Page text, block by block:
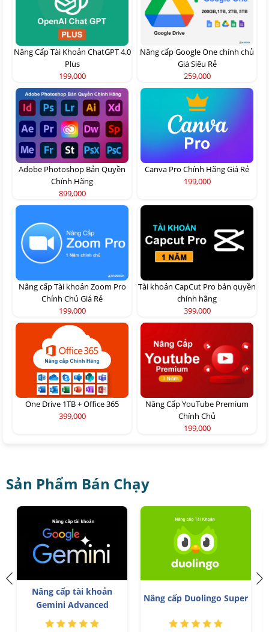
Nâng Cấp Tài Khoản ChatGPT 4.0
Plus
199,000
Nâng cấp Google One chính chủ
Giá Siêu Rẻ
259,000
Adobe Photoshop Bản Quyền
Chính Hãng
899,000
Canva Pro Chính Hãng Giá Rẻ
199,000
Nâng cấp Tài khoản Zoom Pro
Chính Chủ Giá Rẻ
199,000
Tài khoản CapCut Pro bản quyền
chính hãng
399,000
One Drive 1TB + Office 365
399,000
Nâng Cấp YouTube Premium
Chính Chủ
199,000
Sản Phẩm Bán Chạy
Super
Tài Khoản ChatGPT Plus
(GPT-4)
Chủ Giá Rẻ